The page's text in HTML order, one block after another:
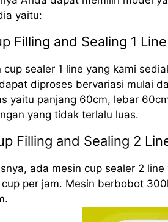
yaitu:
Filling and Sealing 1 Line
cup sealer 1 line yang kami
diproses bervariasi mulai
yaitu panjang 60cm, lebar
yang tidak terlalu luas.
Filling and Sealing 2
ada mesin cup sealer 2
cup per jam. Mesin berbobot